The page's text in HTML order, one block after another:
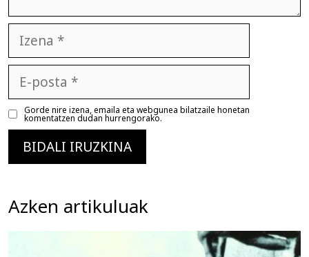
posta
Gorde nire izena, emaila eta webgunea bilatzaile honetan
komentatzen dudan hurrengorako.
Azken artikuluak